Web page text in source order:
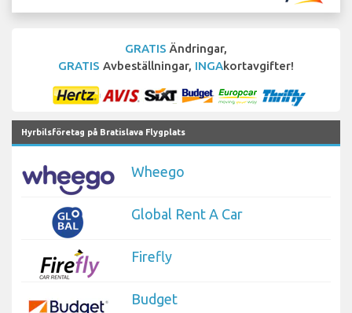
GRATIS Ändringar,
GRATIS Avbeställningar, INGAkortavgifter!
Hyrbilsföretag på Bratislava Flygplats
Wheego
Global Rent A Car
Firefly
Budget